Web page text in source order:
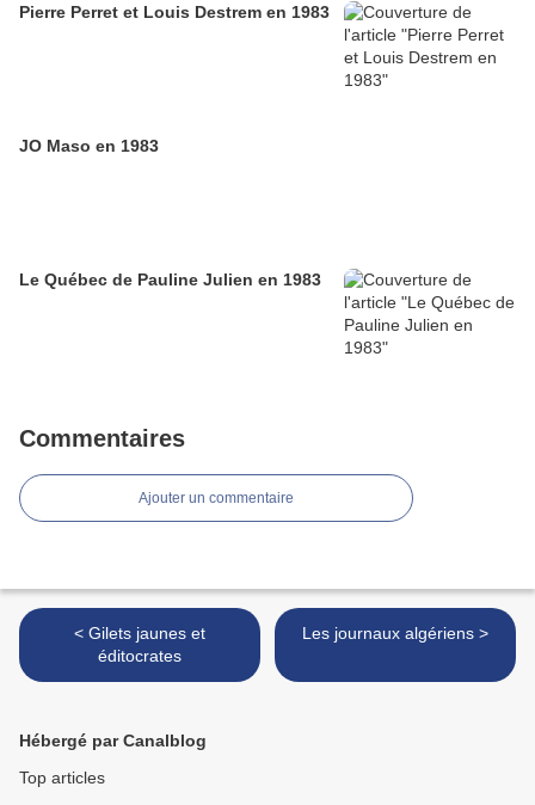
Pierre Perret et Louis Destrem en 1983
JO Maso en 1983
Le Québec de Pauline Julien en 1983
Commentaires
Ajouter un commentaire
< Gilets jaunes et
éditocrates
Les journaux algériens >
Hébergé par Canalblog
Top articles